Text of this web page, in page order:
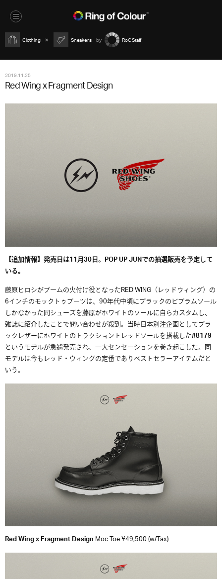
Clothing Sneakers RoC Staff
2019.11.25
Red Wing x Fragment Design
【追加情報】発売日は11月30日。POP UP JUNでの抽選販売を予定して
いる。
藤原ヒロシがブームの火付け役となったRED WING（レッドウィング）の
6インチのモックトゥブーツは、90年代中頃にブラックのビブラムソール
しかなかった同シューズを藤原がホワイトのソールに自らカスタムし、
雑誌に紹介したことで問い合わせが殺到。当時日本別注企画としてブラ
ックレザーにホワイトのトラクショントレッドソールを搭載した#8179
というモデルが急遽発売され、一大センセーションを巻き起こした。同
モデルは今もレッド・ウィングの定番でありベストセラーアイテムだと
いう。
Red Wing x Fragment DesignMoc Toe ¥49,500 (w/Tax)